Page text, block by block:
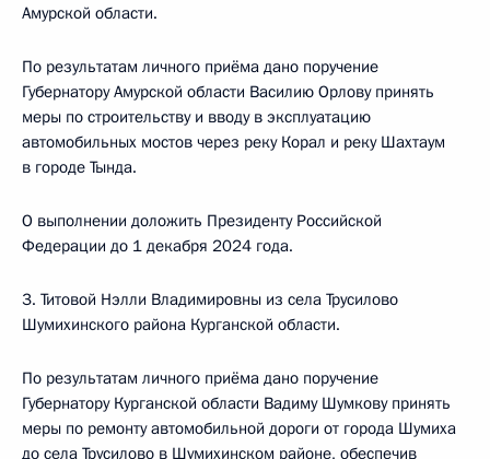
Амурской области.
По результатам личного приёма дано поручение
Губернатору Амурской области Василию Орлову принять
меры по строительству и вводу в эксплуатацию
автомобильных мостов через реку Корал и реку Шахтаум
в городе Тында.
О выполнении доложить Президенту Российской
Федерации до 1 декабря 2024 года.
3. Титовой Нэлли Владимировны из села Трусилово
Шумихинского района Курганской области.
По результатам личного приёма дано поручение
Губернатору Курганской области Вадиму Шумкову принять
меры по ремонту автомобильной дороги от города Шумиха
до села Трусилово в Шумихинском районе, обеспечив